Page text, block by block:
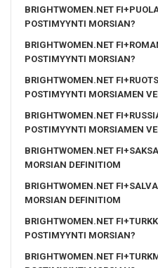
BRIGHTWOMEN.NET
POSTIMYYNTI MORSIAN?
BRIGHTWOMEN.NET
POSTIMYYNTI MORSIAN?
BRIGHTWOMEN.NET
POSTIMYYNTI MORSIAMEN
BRIGHTWOMEN.NET
POSTIMYYNTI MORSIAMEN
BRIGHTWOMEN.NET
MORSIAN DEFINITIOM
BRIGHTWOMEN.NET
MORSIAN DEFINITIOM
BRIGHTWOMEN.NET
POSTIMYYNTI MORSIAN?
BRIGHTWOMEN.NET